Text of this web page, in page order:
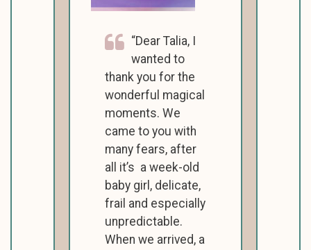
Dear Talia, I
wanted to
thank you for the
wonderful magical
moments. We
came to you with
many fears, after
all it’s a week-old
baby girl, delicate,
frail and especially
unpredictable.
When we arrived, a